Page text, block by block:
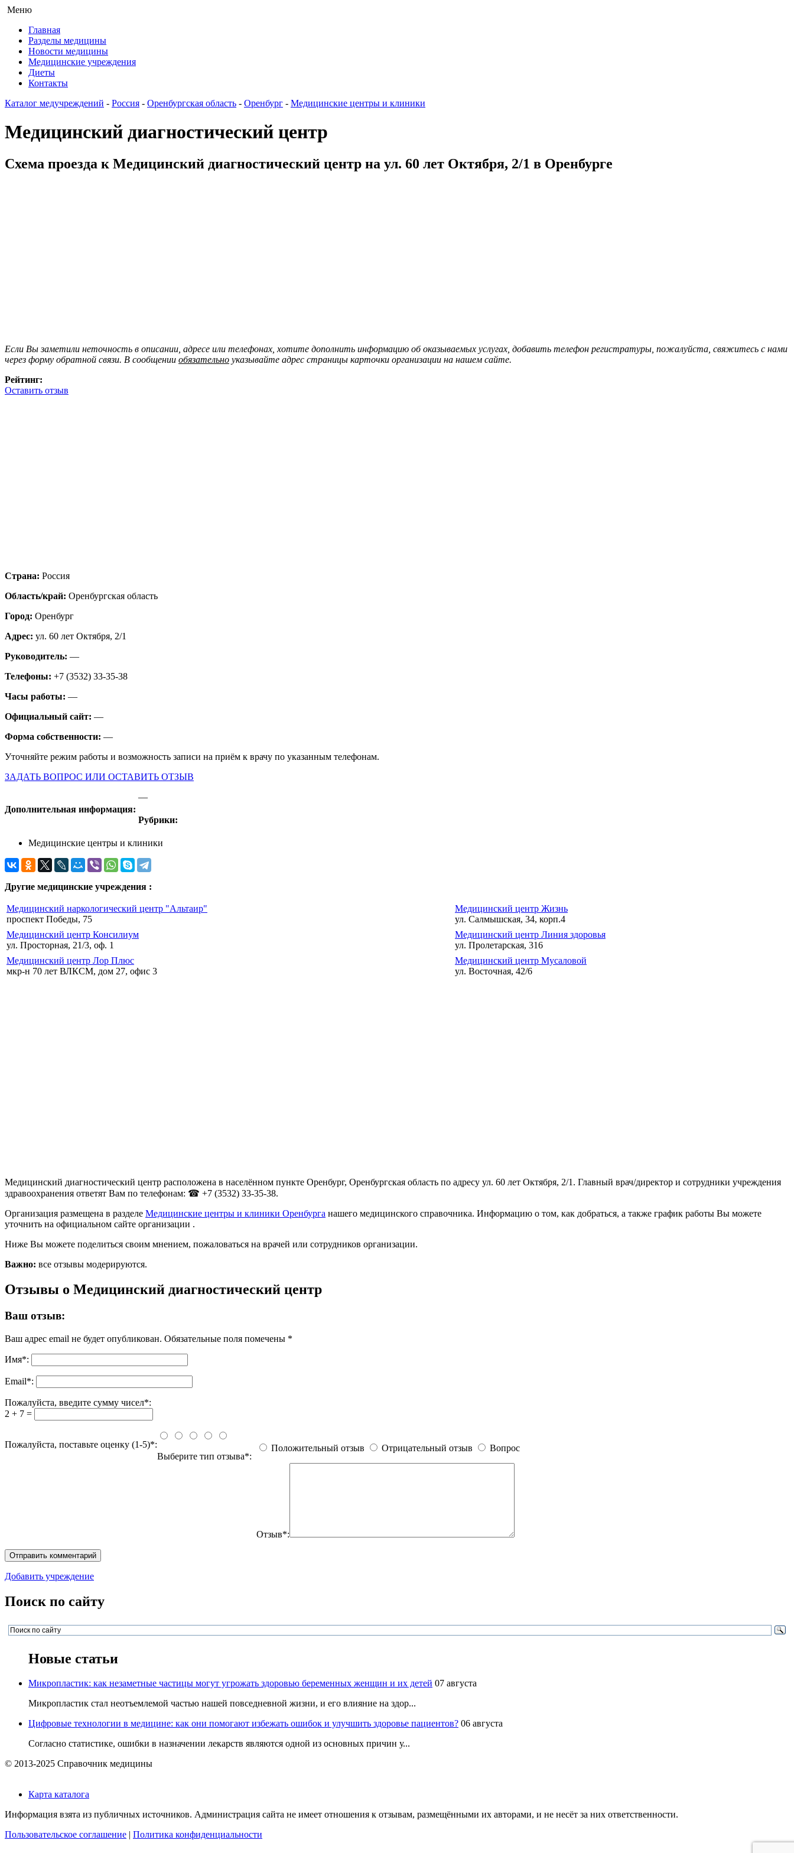
Меню
Главная
Разделы медицины
Новости медицины
Медицинские учреждения
Диеты
Контакты
Каталог медучреждений - Россия - Оренбургская область - Оренбург - Медицинские центры и клиники
Медицинский диагностический центр
Схема проезда к Медицинский диагностический центр на ул. 60 лет Октября, 2/1 в Оренбурге
Если Вы заметили неточность в описании, адресе или телефонах, хотите дополнить информацию об оказываемых услугах, добавить телефон регистратуры, пожалуйста, свяжитесь с нами
через форму обратной связи. В сообщении обязательно указывайте адрес страницы карточки организации на нашем сайте.
Рейтинг:
Оставить отзыв
Страна: Россия
Область/край: Оренбургская область
Город: Оренбург
Адрес: ул. 60 лет Октября, 2/1
Руководитель: —
Телефоны: +7 (3532) 33-35-38
Часы работы: —
Официальный сайт: —
Форма собственности: —
Уточняйте режим работы и возможность записи на приём к врачу по указанным телефонам.
ЗАДАТЬ ВОПРОС ИЛИ ОСТАВИТЬ ОТЗЫВ
Дополнительная информация:
—
Рубрики:
Медицинские центры и клиники
Другие медицинские учреждения :
Медицинский наркологический центр "Альтаир"
проспект Победы, 75
Медицинский центр Жизнь
ул. Салмышская, 34, корп.4
Медицинский центр Консилиум
ул. Просторная, 21/3, оф. 1
Медицинский центр Линия здоровья
ул. Пролетарская, 316
Медицинский центр Лор Плюс
мкр-н 70 лет ВЛКСМ, дом 27, офис 3
Медицинский центр Мусаловой
ул. Восточная, 42/6
Медицинский диагностический центр расположена в населённом пункте Оренбург, Оренбургская область по адресу ул. 60 лет Октября, 2/1. Главный врач/директор и сотрудники учреждения
здравоохранения ответят Вам по телефонам: ☎ +7 (3532) 33-35-38.
Организация размещена в разделе Медицинские центры и клиники Оренбурга нашего медицинского справочника. Информацию о том, как добраться, а также график работы Вы можете
уточнить на официальном сайте организации .
Ниже Вы можете поделиться своим мнением, пожаловаться на врачей или сотрудников организации.
Важно: все отзывы модерируются.
Отзывы о Медицинский диагностический центр
Ваш отзыв:
Ваш адрес email не будет опубликован. Обязательные поля помечены *
Имя*:
Email*:
Пожалуйста, введите сумму чисел*:
2 + 7 =
Пожалуйста, поставьте оценку (1-5)*:
Выберите тип отзыва*:
Положительный отзыв Отрицательный отзыв Вопрос
Отзыв*:
Добавить учреждение
Поиск по сайту
Новые статьи
Микропластик: как незаметные частицы могут угрожать здоровью беременных женщин и их детей 07 августа
Микропластик стал неотъемлемой частью нашей повседневной жизни, и его влияние на здор...
Цифровые технологии в медицине: как они помогают избежать ошибок и улучшить здоровье пациентов? 06 августа
Согласно статистике, ошибки в назначении лекарств являются одной из основных причин у...
© 2013-2025 Справочник медицины
Карта каталога
Информация взята из публичных источников. Администрация сайта не имеет отношения к отзывам, размещёнными их авторами, и не несёт за них ответственности.
Пользовательское соглашение
Политика конфиденциальности